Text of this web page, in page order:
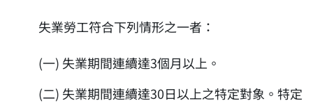
失業勞工符合下列情形之一者：
(一) 失業期間連續達3個月以上。
(二) 失業期間連續達30日以上之特定對象。特定